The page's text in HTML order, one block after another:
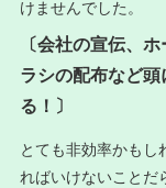
けませんでした。
〔会社の宣伝、
ラシの配布など
る！〕
とても非効率かも
ればいけないことだ